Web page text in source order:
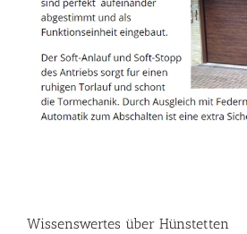
Wissenswertes über Hünstetten